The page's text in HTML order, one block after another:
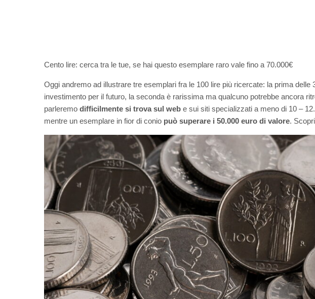
Cento lire: cerca tra le tue, se hai questo esemplare raro vale fino a 70.000€
Oggi andremo ad illustrare tre esemplari fra le 100 lire più ricercate: la prima delle
investimento per il futuro, la seconda è rarissima ma qualcuno potrebbe ancora
parleremo difficilmente si trova sul web e sui siti specializzati a meno di 10 –
mentre un esemplare in fior di conio può superare i 50.000 euro di valore.